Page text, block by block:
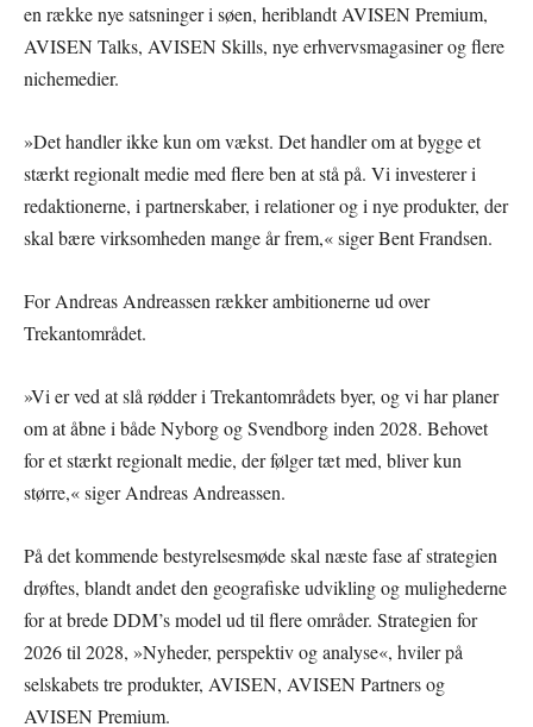
en række nye satsninger i søen, heriblandt AVISEN Premium,
AVISEN Talks, AVISEN Skills, nye erhvervsmagasiner og flere
nichemedier.
»Det handler ikke kun om vækst. Det handler om at bygge et
stærkt regionalt medie med flere ben at stå på. Vi investerer i
redaktionerne, i partnerskaber, i relationer og i nye produkter, der
skal bære virksomheden mange år frem,« siger Bent Frandsen.
For Andreas Andreassen rækker ambitionerne ud over
Trekantområdet.
»Vi er ved at slå rødder i Trekantområdets byer, og vi har planer
om at åbne i både Nyborg og Svendborg inden 2028. Behovet
for et stærkt regionalt medie, der følger tæt med, bliver kun
større,« siger Andreas Andreassen.
På det kommende bestyrelsesmøde skal næste fase af strategien
drøftes, blandt andet den geografiske udvikling og mulighederne
for at brede DDM’s model ud til flere områder. Strategien for
2026 til 2028, »Nyheder, perspektiv og analyse«, hviler på
selskabets tre produkter, AVISEN, AVISEN Partners og
AVISEN Premium.